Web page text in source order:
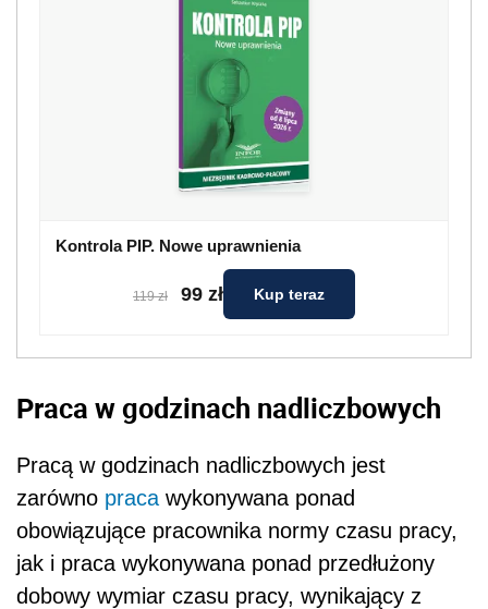
Kontrola PIP. Nowe uprawnienia
119 zł 99 zł Kup teraz
Praca w godzinach nadliczbowych
Pracą w godzinach nadliczbowych jest
zarówno praca wykonywana ponad
obowiązujące pracownika normy czasu pracy,
jak i praca wykonywana ponad przedłużony
dobowy wymiar czasu pracy, wynikający z